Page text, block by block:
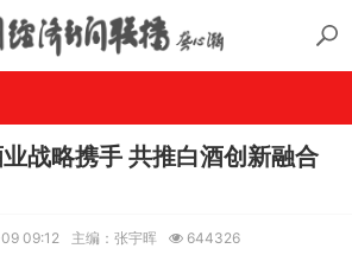
战略携手 共推白酒创新融合
09:12 主编：张宇晖 644326